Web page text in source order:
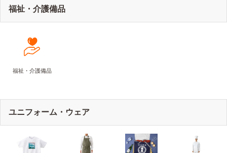
福祉・介護備品
福祉・介護備品
ユニフォーム・ウェア